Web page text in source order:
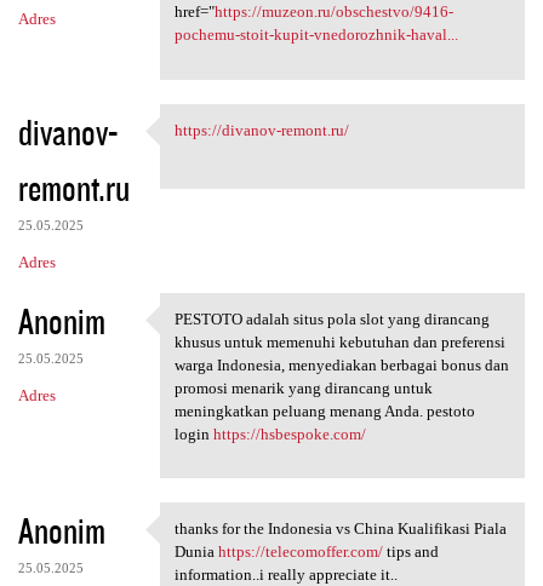
Adres
href="https://muzeon.ru/obschestvo/9416-
pochemu-stoit-kupit-vnedorozhnik-haval...
divanov-
remont.ru
25.05.2025
Adres
https://divanov-remont.ru/
https://divanov-remont.ru/
Anonim
25.05.2025
Adres
PESTOTO adalah situs pola
PESTOTO adalah situs pola slot yang dirancang
khusus untuk memenuhi kebutuhan dan preferensi
warga Indonesia, menyediakan berbagai bonus dan
promosi menarik yang dirancang untuk
meningkatkan peluang menang Anda. pestoto
login https://hsbespoke.com/
Anonim
25.05.2025
thanks for the Indonesia vs
thanks for the Indonesia vs China Kualifikasi Piala
Dunia https://telecomoffer.com/tips and
information..i really appreciate it..